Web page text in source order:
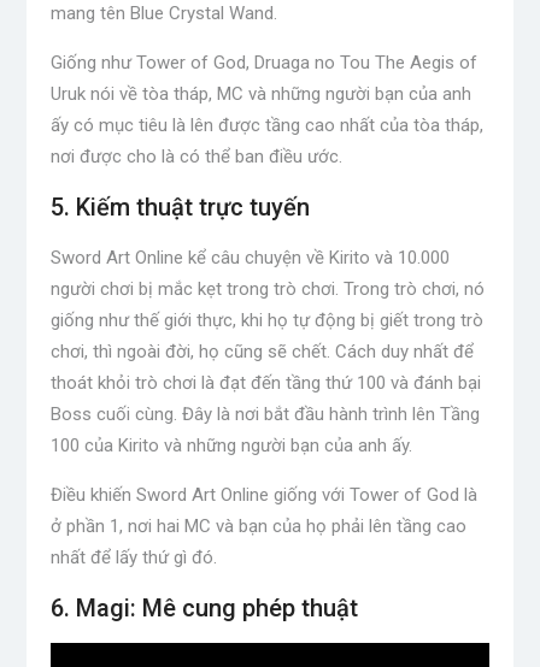
mang tên Blue Crystal Wand.
Giống như Tower of God, Druaga no Tou The Aegis of
Uruk nói về tòa tháp, MC và những người bạn của anh
ấy có mục tiêu là lên được tầng cao nhất của tòa tháp,
nơi được cho là có thể ban điều ước.
5. Kiếm thuật trực tuyến
Sword Art Online kể câu chuyện về Kirito và 10.000
người chơi bị mắc kẹt trong trò chơi. Trong trò chơi, nó
giống như thế giới thực, khi họ tự động bị giết trong trò
chơi, thì ngoài đời, họ cũng sẽ chết. Cách duy nhất để
thoát khỏi trò chơi là đạt đến tầng thứ 100 và đánh bại
Boss cuối cùng. Đây là nơi bắt đầu hành trình lên Tầng
100 của Kirito và những người bạn của anh ấy.
Điều khiến Sword Art Online giống với Tower of God là
ở phần 1, nơi hai MC và bạn của họ phải lên tầng cao
nhất để lấy thứ gì đó.
6. Magi: Mê cung phép thuật